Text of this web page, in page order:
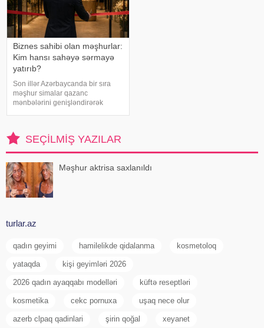
Biznes sahibi olan məşhurlar:
Kim hansı sahəyə sərmayə
yatırıb?
Son illər Azərbaycanda bir sıra
məşhur simalar qazanc
mənbələrini genişləndirərək
restoran, kafe, geyim, gözəllik və
qida sektorunda fəaliyyət
göstərən, öz adları il
SEÇILMIŞ YAZILAR
Məşhur aktrisa saxlanıldı
turlar.az
qadın geyimi hamilelikde qidalanma kosmetoloq
yataqda kişi geyimləri 2026
2026 qadın ayaqqabı modelləri küftə reseptləri
kosmetika cekc pornuxa uşaq nece olur
azerb clpaq qadinlari şirin qoğal xeyanet